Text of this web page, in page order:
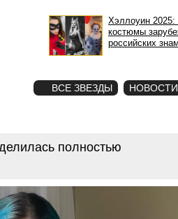
Хэллоуин 2025:
костюмы
российских
ВСЕ ЗВЕЗДЫ НОВОСТИ
полностью